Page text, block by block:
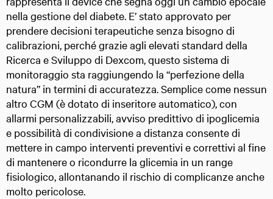
nella gestione del diabete. E’ stato approvato per
prendere decisioni terapeutiche senza bisogno di
calibrazioni, perché grazie agli elevati standard della
Ricerca e Sviluppo di Dexcom, questo sistema di
monitoraggio sta raggiungendo la “perfezione della
natura” in termini di accuratezza. Semplice come nessun
altro CGM (è dotato di inseritore automatico), con
allarmi personalizzabili, avviso predittivo di ipoglicemia
e possibilità di condivisione a distanza consente di
mettere in campo interventi preventivi e correttivi al fine
di mantenere o ricondurre la glicemia in un range
fisiologico, allontanando il rischio di complicanze anche
molto pericolose.